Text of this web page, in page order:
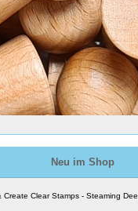
Neu im Shop
Create Clear Stamps - Steaming Dee